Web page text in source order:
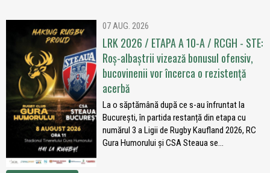
07 AUG. 2026
LRK 2026 / ETAPA A 10-A / RCGH - STE:
Roș-albaștrii vizează bonusul ofensiv,
bucovinenii vor încerca o rezistență
acerbă
La o săptămână după ce s-au înfruntat la
București, în partida restanță din etapa cu
numărul 3 a Ligii de Rugby Kaufland 2026, RC
Gura Humorului și CSA Steaua se...